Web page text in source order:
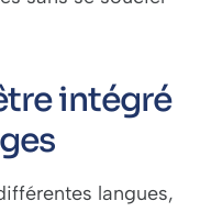
intégré
langues,